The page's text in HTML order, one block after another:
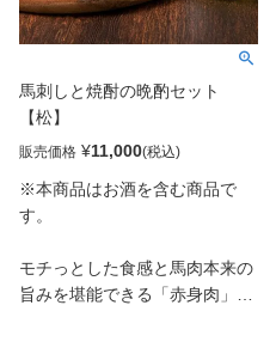
す。 焼酎は熊本球磨焼酎の老舗
蔵元「常楽酒造」と共同開発し
た一品で、馬刺しに合うよう味
と風味にこだわりました。いつ
もよりちょっと贅沢な晩酌をお
楽しみください。
【お酒は20歳になってから。
飲酒運転は法律で禁止されて
います。お酒は楽しく適量
を。妊娠中や授乳期の飲酒は
馬刺しと焼酎の晩酌セット
【松】
販売価格 ¥11,000
※本商品はお酒を含む商品で
す。
モチっとした食感と馬肉本来の
旨みを堪能できる「赤身肉」と